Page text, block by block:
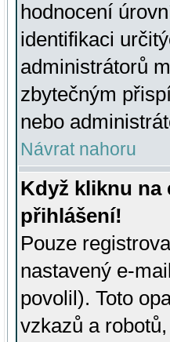
hodnocení
identifikaci
administrátorů
zbytečným
nebo
Návrat nahoru
Když kliknu na
přihlášení!
Pouze
nastavený e-
povolil). Toto
vzkazů a